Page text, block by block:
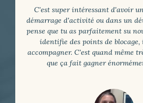
C'est super intéressant d'avoir
démarrage d'activité ou dans un
pense que tu as parfaitement su
identifie des points de
accompagner. C'est quand même
que ça fait gagner